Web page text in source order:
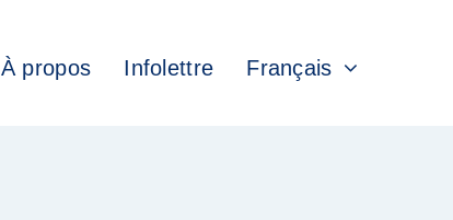
À propos Infolettre Français